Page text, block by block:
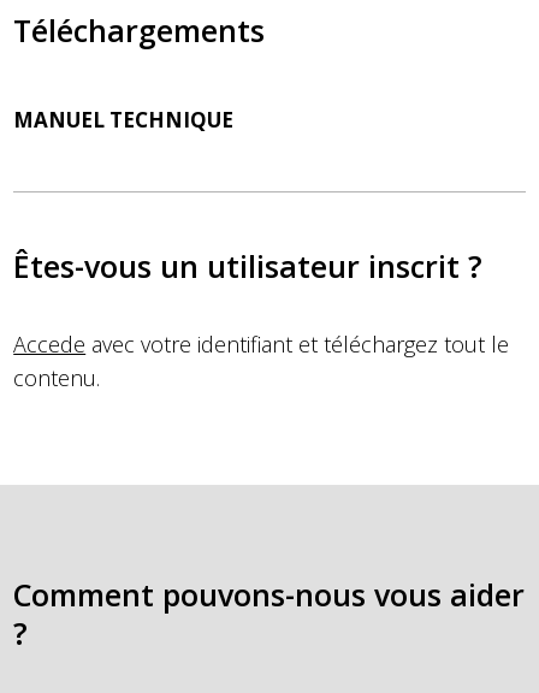
Téléchargements
MANUEL TECHNIQUE
Êtes-vous un utilisateur inscrit ?
Accede avec votre identifiant et téléchargez tout le
contenu.
Comment pouvons-nous vous aider
?